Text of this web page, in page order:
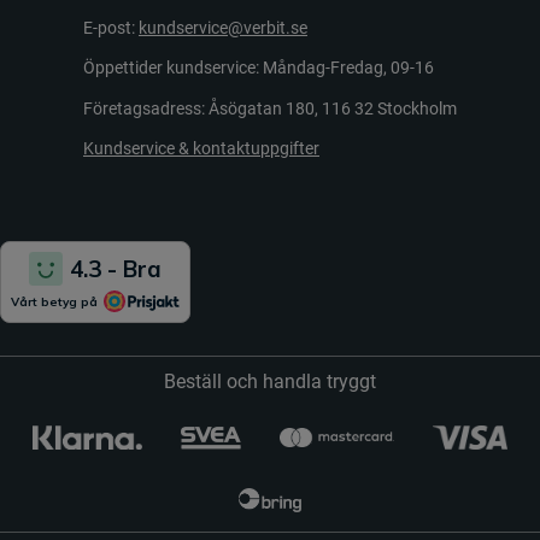
E-post: kundservice@verbit.se
Öppettider kundservice: Måndag-Fredag, 09-16
Företagsadress: Åsögatan 180, 116 32 Stockholm
Kundservice & kontaktuppgifter
Beställ och handla tryggt